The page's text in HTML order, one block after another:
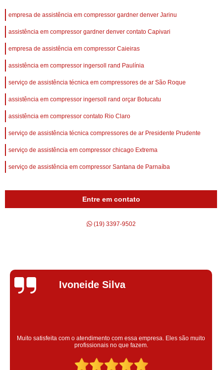
empresa de assistência em compressor gardner denver Jarinu
assistência em compressor gardner denver contato Capivari
empresa de assistência em compressor Caieiras
assistência em compressor ingersoll rand Paulínia
serviço de assistência técnica em compressores de ar São Roque
assistência em compressor ingersoll rand orçar Botucatu
assistência em compressor contato Rio Claro
serviço de assistência técnica compressores de ar Presidente Prudente
serviço de assistência em compressor chicago Extrema
serviço de assistência em compressor Santana de Parnaíba
Entre em contato
(19) 3397-9502
Silvana Alves
Super satisfeita com o serviço prestado, atendimento muito bom!
colaoradores educado e transparente, destaque para o colaborador
Claudinei excelente profissional!